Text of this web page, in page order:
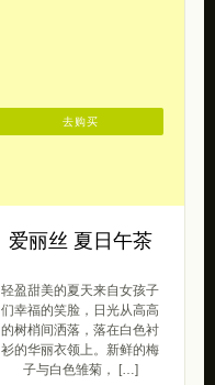
爱丽丝 夏日午茶
轻盈甜美的夏天来自女孩子
们幸福的笑脸，日光从高高
的树梢间洒落，落在白色衬
衫的华丽衣领上。新鲜的梅
子与白色雏菊， […]
去购买